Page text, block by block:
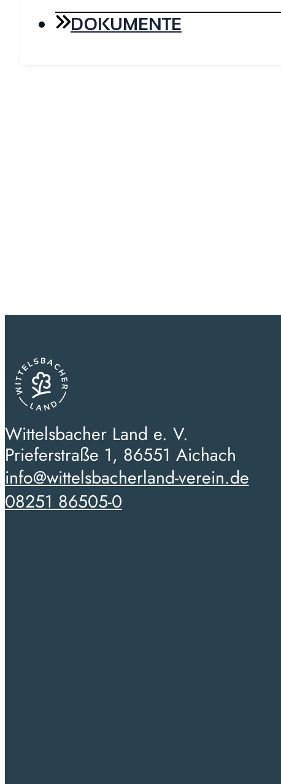
DOKUMENTE
Wittelsbacher Land e. V.
Prieferstraße 1, 86551 Aichach
info@wittelsbacherland-verein.de
08251 86505-0